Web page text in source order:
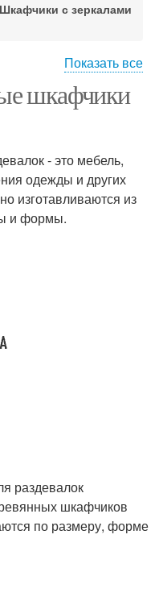
Шкафчики с зеркалами
Показать все
шкафчики
- это мебель,
одежды и других
изготавливаются из
и формы.
раздевалок
шкафчиков
по размеру, форме